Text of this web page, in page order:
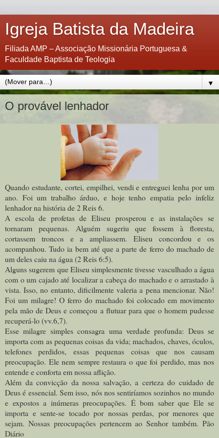
Igreja Batista da Madeira
Filiada AMP – Associação Missionária Portuguesa &
Faculdade Baptista de Teologia
▼
O provável lenhador
Quando estudante, cortei, empilhei, vendi e entreguei lenha por um
ano. Foi um trabalho árduo, e hoje tenho empatia pelo infeliz
lenhador na história de 2 Reis 6.
A escola de profetas de Eliseu prosperou e as instalações se
tornaram pequenas. Alguém sugeriu que fossem à floresta,
cortassem troncos e a ampliassem. Eliseu concordou e os
acompanhou. Tudo ia bem até que a parte de ferro do machado de
um deles caiu na água (2 Reis 6:5).
Alguns sugerem que Eliseu simplesmente tivesse vasculhado a água
com o um cajado até localizar a cabeça do machado e o arrastado à
vista. Isso, no entanto, dificilmente valeria a pena mencionar. Não!
Foi um milagre! O ferro do machado foi colocado em movimento
pela mão de Deus e começou a flutuar para que o homem pudesse
recuperá-lo (vv.6,7).
Esse milagre simples consagra uma verdade profunda: Deus se
importa com as pequenas coisas da vida; machados, chaves, óculos,
telefones perdidos, essas pequenas coisas que nos causam
preocupação. Ele nem sempre restaura o que foi perdido, mas nos
entende e conforta em nossa aflição.
Além da convicção da nossa salvação, a certeza do cuidado de
Deus é essencial. Sem isso, nós nos sentiríamos sozinhos no mundo
e expostos a inúmeras preocupações. É bom saber que Ele se
importa e sente-se tocado por nossas perdas, por menores que
sejam. Nossas preocupações pertencem ao Senhor também. Pão
Diário